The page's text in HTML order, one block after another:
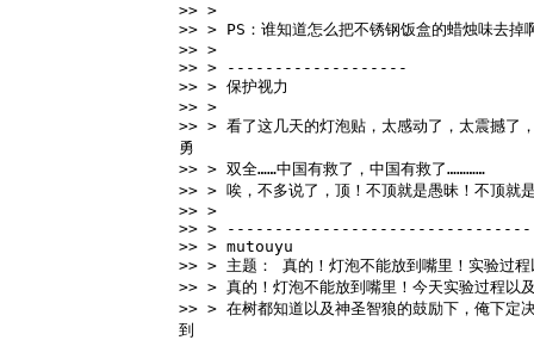
>> >
>> > PS：谁知道怎么把不锈钢饭盒的蜡烛味去
>> >
>> > -------------------
>> > 保护视力
>> >
>> > 看了这几天的灯泡贴，太感动了，太震撼了
勇
>> > 双全……中国有救了，中国有救了…………
>> > 唉，不多说了，顶！不顶就是愚昧！不顶就
>> >
>> >
>> > mutouyu
>> > 主题： 真的！灯泡不能放到嘴里！实验过
>> > 真的！灯泡不能放到嘴里！今天实验过程以
>> > 在树都知道以及神圣智狼的鼓励下，俺下定
到